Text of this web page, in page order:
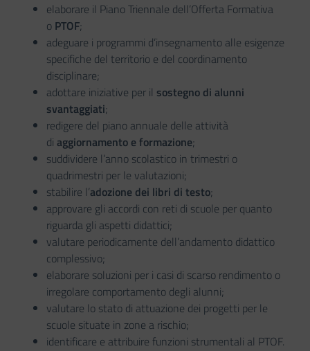
elaborare il Piano Triennale dell’Offerta Formativa
o PTOF;
adeguare i programmi d’insegnamento alle esigenze
specifiche del territorio e del coordinamento
disciplinare;
adottare iniziative per il sostegno di alunni
svantaggiati;
redigere del piano annuale delle attività
di aggiornamento e formazione;
suddividere l’anno scolastico in trimestri o
quadrimestri per le valutazioni;
stabilire l’adozione dei libri di testo;
approvare gli accordi con reti di scuole per quanto
riguarda gli aspetti didattici;
valutare periodicamente dell’andamento didattico
complessivo;
elaborare soluzioni per i casi di scarso rendimento o
irregolare comportamento degli alunni;
valutare lo stato di attuazione dei progetti per le
scuole situate in zone a rischio;
identificare e attribuire funzioni strumentali al PTOF.